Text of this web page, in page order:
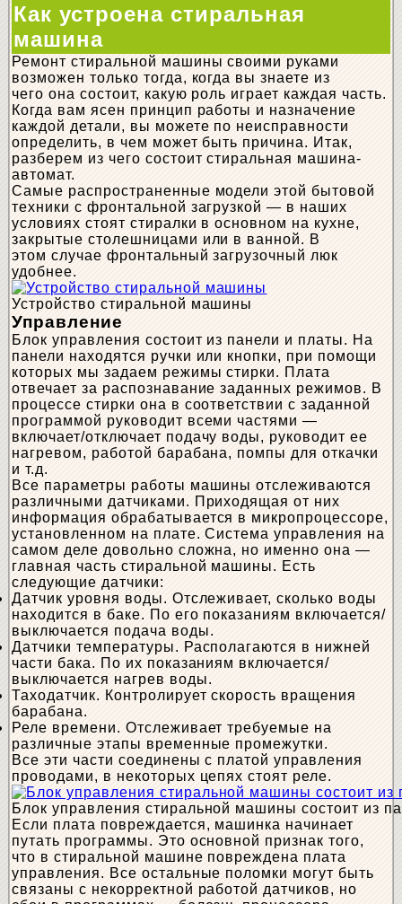
Как устроена стиральная
машина
Ремонт стиральной машины своими руками
возможен только тогда, когда вы знаете из
чего она состоит, какую роль играет каждая часть.
Когда вам ясен принцип работы и назначение
каждой детали, вы можете по неисправности
определить, в чем может быть причина. Итак,
разберем из чего состоит стиральная машина-
автомат.
Самые распространенные модели этой бытовой
техники с фронтальной загрузкой — в наших
условиях стоят стиралки в основном на кухне,
закрытые столешницами или в ванной. В
этом случае фронтальный загрузочный люк
удобнее.
Устройство стиральной машины
Управление
Блок управления состоит из панели и платы. На
панели находятся ручки или кнопки, при помощи
которых мы задаем режимы стирки. Плата
отвечает за распознавание заданных режимов. В
процессе стирки она в соответствии с заданной
программой руководит всеми частями —
включает/отключает подачу воды, руководит ее
нагревом, работой барабана, помпы для откачки
и т.д.
Все параметры работы машины отслеживаются
различными датчиками. Приходящая от них
информация обрабатывается в микропроцессоре,
установленном на плате. Система управления на
самом деле довольно сложна, но именно она —
главная часть стиральной машины. Есть
следующие датчики:
Датчик уровня воды. Отслеживает, сколько воды
находится в баке. По его показаниям включается/
выключается подача воды.
Датчики температуры. Располагаются в нижней
части бака. По их показаниям включается/
выключается нагрев воды.
Таходатчик. Контролирует скорость вращения
барабана.
Реле времени. Отслеживает требуемые на
различные этапы временные промежутки.
Все эти части соединены с платой управления
проводами, в некоторых цепях стоят реле.
Блок управления стиральной машины состоит из
Если плата повреждается, машинка начинает
путать программы. Это основной признак того,
что в стиральной машине повреждена плата
управления. Все остальные поломки могут быть
связаны с некорректной работой датчиков, но